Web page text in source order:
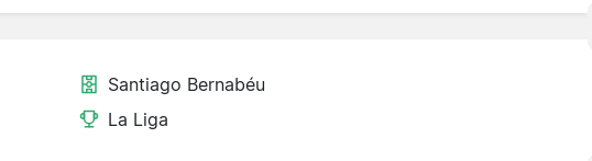
Santiago Bernabéu
La Liga